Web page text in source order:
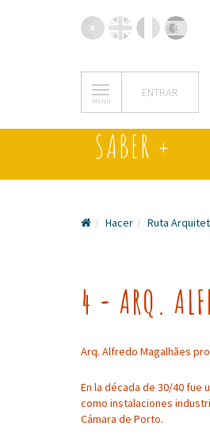
MENU
ENTRAR
SABER +
Hacer Ruta
4 - ARQ.
Arq. Alfredo Magalhães
En la década de 30/40
como instalaciones
Cámara de Porto.